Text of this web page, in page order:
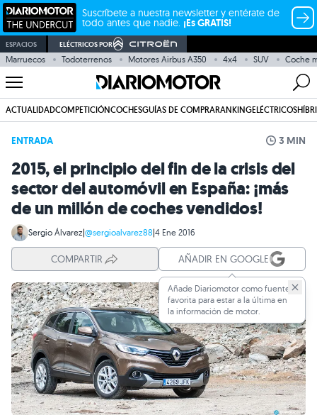
Suscríbete a nuestra newsletter y entérate de
todo antes que nadie. ¡Es GRATIS!
ESPACIOS ELÉCTRICOS POR
Marruecos Todoterrenos Motores Airbus A350 4x4 SUV Coche
ACTUALIDADCOMPETICIÓNCOCHESGUÍAS DE COMPRARANKINGELÉCTRICOS
ENTRADA 3 MIN
2015, el principio del fin de la crisis del
sector del automóvil en España: ¡más
de un millón de coches vendidos!
Sergio Álvarez|@sergioalvarez88|4 Ene 2016
COMPARTIR AÑADIR EN GOOGLE
Añade Diariomotor como fuente
favorita para estar a la última en
la información de motor.